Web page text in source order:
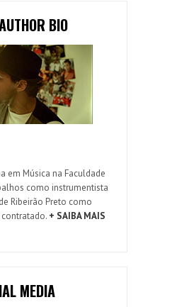
BIO
em Música na Faculdade
como instrumentista
Ribeirão Preto como
+ SAIBA MAIS
MEDIA